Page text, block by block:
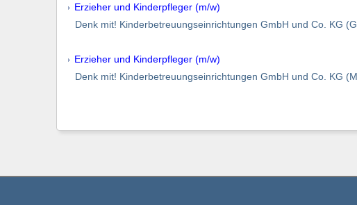
Erzieher und Kinderpfleger (m/w)
Denk mit! Kinderbetreuungseinrichtungen GmbH und Co. KG
Erzieher und Kinderpfleger (m/w)
Denk mit! Kinderbetreuungseinrichtungen GmbH und Co. KG